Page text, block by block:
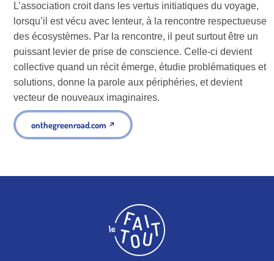
L’association croit dans les vertus initiatiques du voyage,
lorsqu’il est vécu avec lenteur, à la rencontre respectueuse
des écosystèmes. Par la rencontre, il peut surtout être un
puissant levier de prise de conscience. Celle-ci devient
collective quand un récit émerge, étudie problématiques et
solutions, donne la parole aux périphéries, et devient
vecteur de nouveaux imaginaires.
onthegreenroad.com ↗